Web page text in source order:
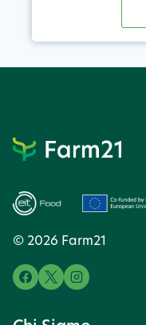
© 2026 Farm21